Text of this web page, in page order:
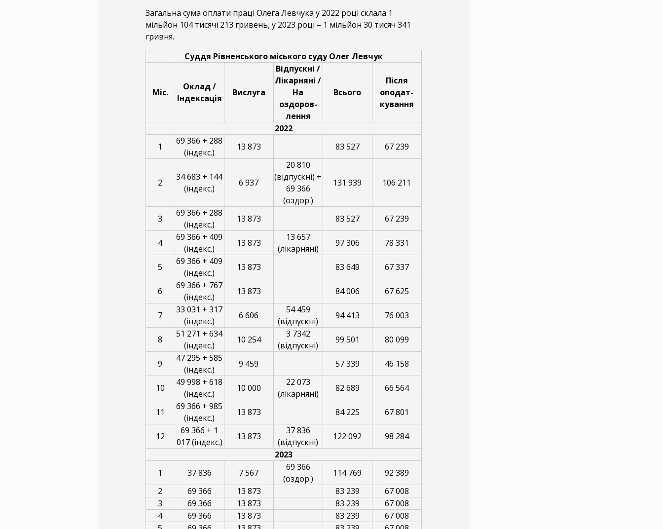
Загальна сума оплати праці Олега Левчука у 2022 році склала 1
мільйон 104 тисячі 213 гривень, у 2023 році – 1 мільйон 30 тисяч 341
гривня.
Суддя Рівненського міського суду Олег Левчук
Міс.
Оклад /
Індексація
Вислуга
Відпускні /
Лікарняні /
На
оздоров-
лення
Всього
Після
оподат-
кування
2022
1
69 366 + 288
(індекс.)
13 873 83 527 67 239
2
34 683 + 144
(індекс.)
6 937
20 810
(відпускні) +
69 366
(оздор.)
131 939 106 211
3
69 366 + 288
(індекс.)
13 873 83 527 67 239
4
69 366 + 409
(індекс.)
13 873
13 657
(лікарняні)
97 306 78 331
5
69 366 + 409
(індекс.)
13 873 83 649 67 337
6
69 366 + 767
(індекс.)
13 873 84 006 67 625
7
33 031 + 317
(індекс.)
6 606
54 459
(відпускні)
94 413 76 003
8
51 271 + 634
(індекс.)
10 254
3 7342
(відпускні)
99 501 80 099
9
47 295 + 585
(індекс.)
9 459 57 339 46 158
10
49 998 + 618
(індекс.)
10 000
22 073
(лікарняні)
82 689 66 564
11
69 366 + 985
(індекс.)
13 873 84 225 67 801
12
69 366 + 1
017 (індекс.)
13 873
37 836
(відпускні)
122 092
98 284
2023
1
37 836 7 567
69 366
(оздор.)
114 769
92 389
2
69 366 13 873 83 239
67 008
3
69 366 13 873 83 239
67 008
4
69 366 13 873 83 239
67 008